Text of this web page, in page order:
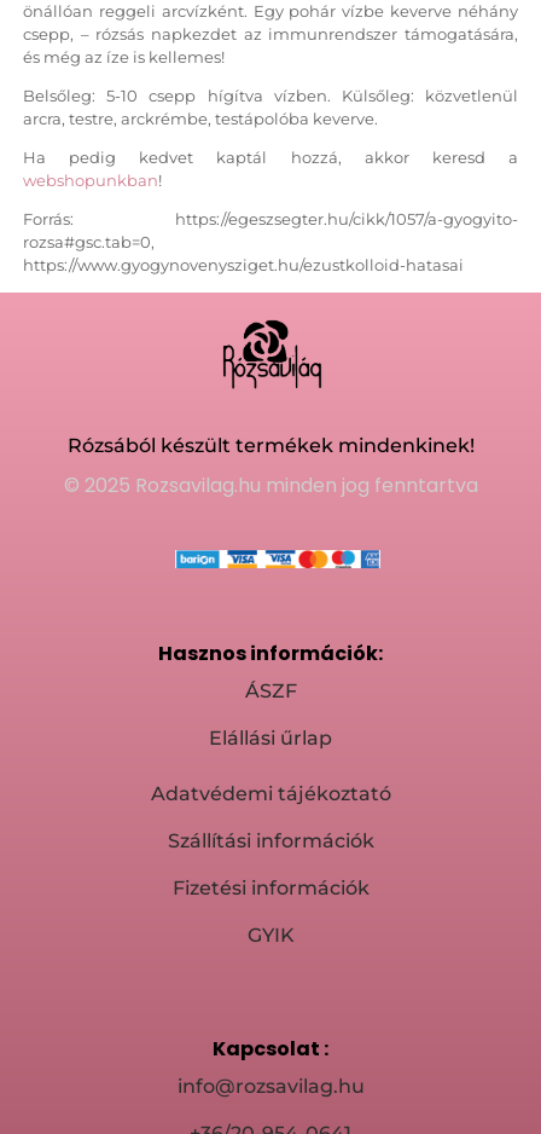
önállóan reggeli arcvízként. Egy pohár vízbe keverve néhány
csepp, – rózsás napkezdet az immunrendszer támogatására,
és még az íze is kellemes!
Belsőleg: 5-10 csepp hígítva vízben. Külsőleg: közvetlenül
arcra, testre, arckrémbe, testápolóba keverve.
Ha pedig kedvet kaptál hozzá, akkor keresd a
webshopunkban!
Forrás: https://egeszsegter.hu/cikk/1057/a-gyogyito-
rozsa#gsc.tab=0,
https://www.gyogynovenysziget.hu/ezustkolloid-hatasai
Rózsából készült termékek mindenkinek!
© 2025 Rozsavilag.hu minden jog fenntartva
Hasznos információk:
ÁSZF
Elállási űrlap
Adatvédemi tájékoztató
Szállítási információk
Fizetési információk
GYIK
Kapcsolat :
info@rozsavilag.hu